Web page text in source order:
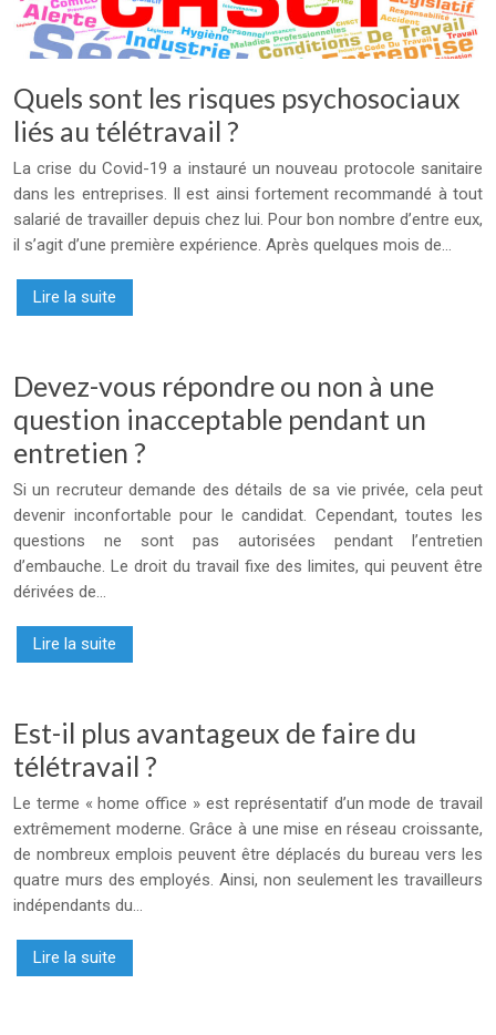
Quels sont les risques psychosociaux
liés au télétravail ?
La crise du Covid-19 a instauré un nouveau protocole sanitaire
dans les entreprises. Il est ainsi fortement recommandé à tout
salarié de travailler depuis chez lui. Pour bon nombre d’entre eux,
il s’agit d’une première expérience. Après quelques mois de…
Lire la suite
Devez-vous répondre ou non à une
question inacceptable pendant un
entretien ?
Si un recruteur demande des détails de sa vie privée, cela peut
devenir inconfortable pour le candidat. Cependant, toutes les
questions ne sont pas autorisées pendant l’entretien
d’embauche. Le droit du travail fixe des limites, qui peuvent être
dérivées de…
Lire la suite
Est-il plus avantageux de faire du
télétravail ?
Le terme « home office » est représentatif d’un mode de travail
extrêmement moderne. Grâce à une mise en réseau croissante,
de nombreux emplois peuvent être déplacés du bureau vers les
quatre murs des employés. Ainsi, non seulement les travailleurs
indépendants du…
Lire la suite